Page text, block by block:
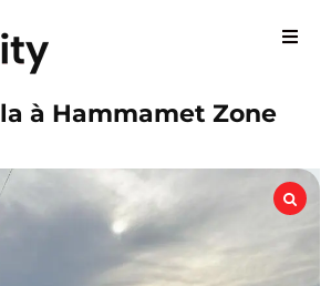
à Hammamet Zone